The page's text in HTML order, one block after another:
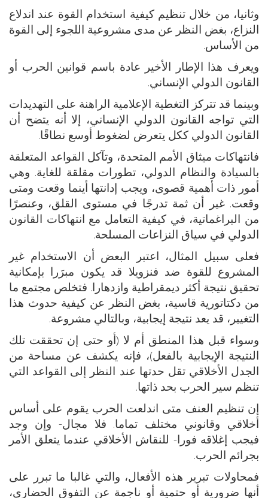
وثانيا، من خلال تنظيم كيفية استخدام القوة عند اندلاع
النزاع، بغض النظر عن مدى مشروعية اللجوء إلى القوة
من الأساس.
ويعرف هذا الإطار الأخير عادة باسم قوانين الحرب أو
القانون الدولي الإنساني.
وبينما قد تتركز التغطية الإعلامية الراهنة على التهديدات
التي تواجه القانون الدولي الإنساني، إلا أنه يتضح أن
القانون الدولي ككل يتعرض لضغوط أوسع نطاقًا.
فانتهاكات ميثاق الأمم المتحدة، وتآكل القواعد المتعلقة
بالسيادة والنظام الدولي، تطورات مقلقة للغاية. وهي
أمور ذات أهمية قصوى، ويجب إدانتها أينما وقعت ومتى
وقعت. غير أن ثمة تدرجًا في مستوى القلق، وعنصرًا
من البراغماتية، في كيفية التعامل مع انتهاكات القانون
الدولي في سياق النزاعات المسلحة.
فعلى سبيل المثال، اعتبر البعض أن الاستخدام غير
المشروع للقوة ضد فنزويلا قد يكون مبرَرا بإمكانية
تحقيق نتيجة أكثر ديمقراطية وازدهارا. فتخلص مجتمع ما
من دكتاتورية قاسية، بغض النظر عن كيفية حدوث هذا
التغيير، قد يعد نتيجة إيجابية، وبالتالي مشروعة.
وسواء قبل هذا المنطق أم لا (أو حتى إن تحققت تلك
النتيجة الإيجابية بالفعل)، فإنه يكشف عن مساحة من
الجدل الأخلاقي تقل حدتها عند النظر إلى القواعد التي
تنظم سير الحرب بحد ذاتها.
إن تنظيم العنف متى اندلعت الحرب يقوم على أساس
أخلاقي وقانوني مختلف تماما. فلا مجال- وإن وجد
فيجب إغلاقه فورا- للنقاش الأخلاقي عندما يتعلق الأمر
بجرائم الحرب.
فمحاولات تبرير هذه الأفعال، والتي غالبا ما تبرر على
أنها ضرورية أو حتمية أو ناجمة عن التفوق الحضاري،